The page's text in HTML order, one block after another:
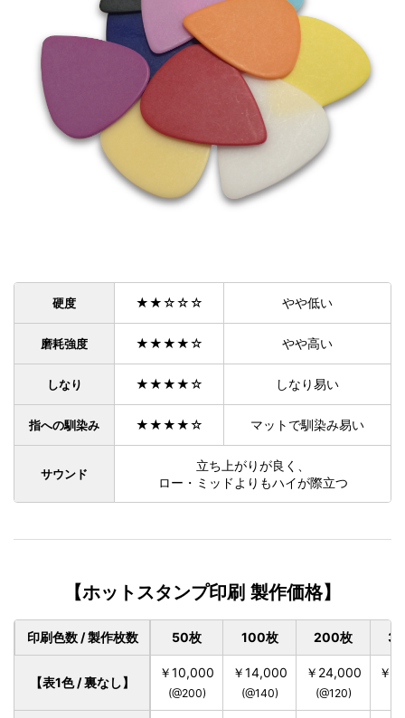
硬度 ★★☆☆☆ やや低い
磨耗強度 ★★★★☆ やや高い
しなり ★★★★☆ しなり易い
指への馴染み ★★★★☆ マットで馴染み易い
サウンド
立ち上がりが良く、
ロー・ミッドよりもハイが際立つ
【ホットスタンプ印刷 製作価格】
印刷色数 / 製作枚数 50枚 100枚 200枚
【表1色 / 裏なし】
￥10,000
(@200)
￥14,000
(@140)
￥24,000
(@120)
￥